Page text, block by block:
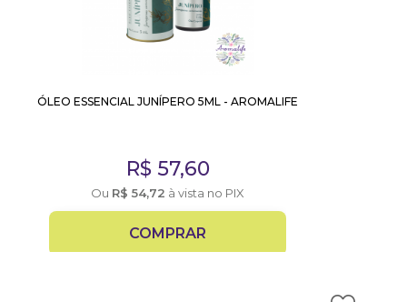
ÓLEO ESSENCIAL JUNÍPERO 5ML - AROMALIFE
R$ 57,60
Ou R$ 54,72 à vista no PIX
COMPRAR